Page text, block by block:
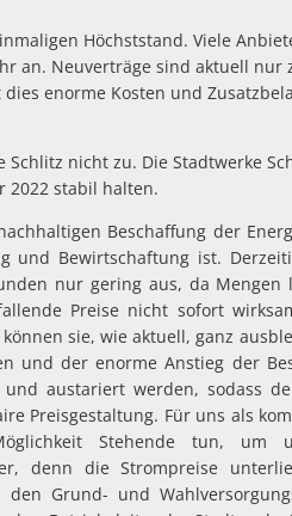
Höchststand. Viele
an. Neuverträge sind aktuell nur
enorme Kosten und
nicht zu. Die Stadtwerke
2022 stabil halten.
Beschaffung der
und Bewirtschaftung ist.
nur gering aus, da
Preise nicht sofort
sie, wie aktuell, ganz
und der enorme Anstieg der
austariert werden, sodass
Preisgestaltung. Für uns als
Stehende tun, um
denn die Strompreise
Grund- und